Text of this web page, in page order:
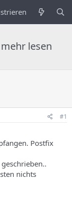
lesen
#1
Postfix
nichts